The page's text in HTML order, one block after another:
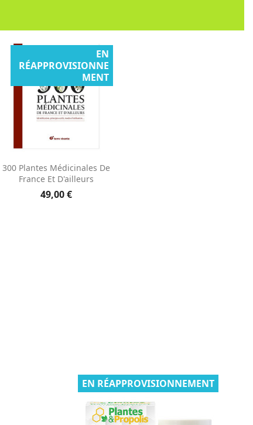
Aperçu rapide
300 Plantes Médicinales De
France Et D'ailleurs
49,00 €
EN
RÉAPPROVISIONNE
MENT
EN RÉAPPROVISIONNEMENT